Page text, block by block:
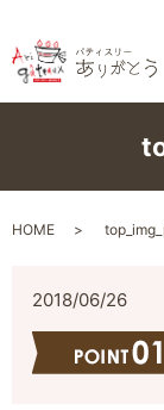
HOME
2018/06/26